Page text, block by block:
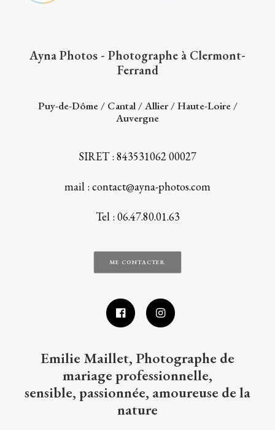
Ayna Photos - Photographe à Clermont-
Ferrand
Puy-de-Dôme / Cantal / Allier / Haute-Loire /
Auvergne
SIRET : 843531062 00027
mail : contact@ayna-photos.com
Tel : 06.47.80.01.63
ME CONTACTER
Emilie Maillet, Photographe de
mariage professionnelle,
sensible, passionnée, amoureuse de la
nature